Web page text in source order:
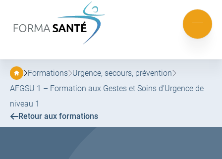
au
menu
au
contenu
Mobile
menu
Formations Urgence, secours, prévention
AFGSU 1 – Formation aux Gestes et Soins d’Urgence de
niveau 1
Retour aux formations